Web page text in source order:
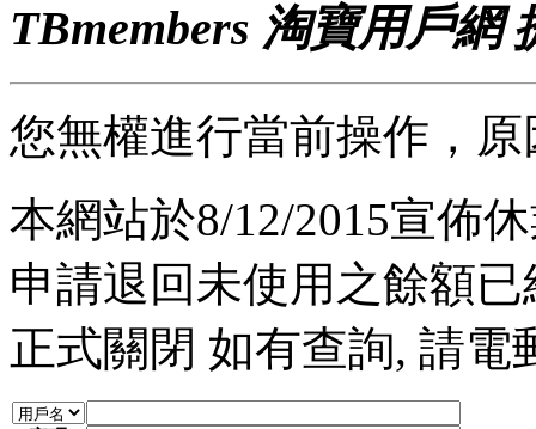
TBmembers 淘寶用戶網
您無權進行當前操作，
本網站於8/12/2015宣佈
申請退回未使用之餘額
正式關閉 如有查詢, 請電